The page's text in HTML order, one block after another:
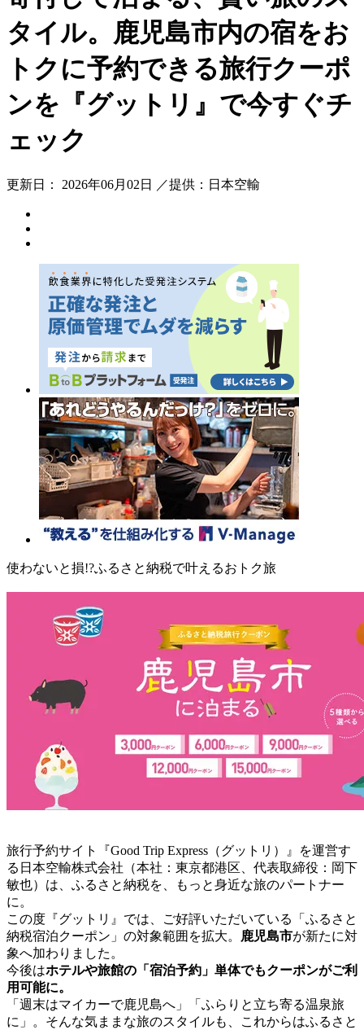
タイル。鹿児島市内の宿をお
トクに予約できる旅行クーポ
ンを『グットリ』で今すぐチ
ェック
更新日： 2026年06月02日 ／提供：日本空輸
使わないと損!?ふるさと納税で叶えるおトク旅
旅行予約サイト『Good Trip Express（グットリ）』を運営す
る日本空輸株式会社（本社：東京都港区、代表取締役：岡下
敏也）は、ふるさと納税を、もっと身近な旅のパートナー
に。
この度『グットリ』では、ご好評いただいている「ふるさと
納税宿泊クーポン」の対象範囲を拡大。
鹿児島市が新たに対
象へ加わりました。
今後はホテルや旅館の「宿泊予約」単体でもクーポンがご利
用可能に。
「週末はマイカーで鹿児島へ」「ふらりと立ち寄る温泉旅
に」。そんな気ままな旅のスタイルも、これからはふるさと